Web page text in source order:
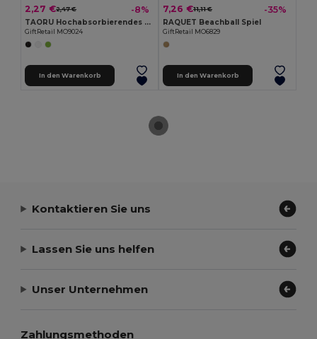
2,27 €2,47 € -8%
TAORU Hochabsorbierendes Sporthandtuch für Fitness
GiftRetail MO9024
In den Warenkorb
7,26 €11,11 € -35%
RAQUET Beachball Spiel
GiftRetail MO6829
In den Warenkorb
Kontaktieren Sie uns
Lassen Sie uns helfen
Unser Unternehmen
Zahlungsmethoden